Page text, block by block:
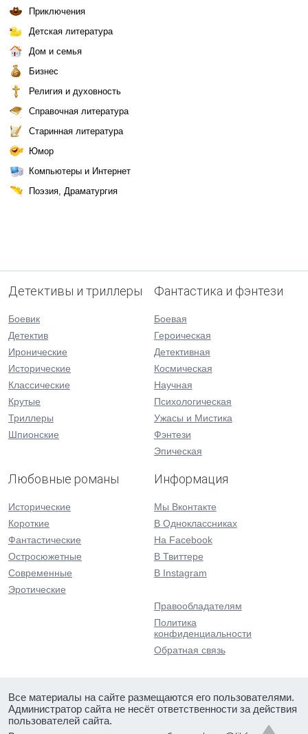
Приключения
Детская литература
Дом и семья
Бизнес
Религия и духовность
Справочная литература
Старинная литература
Юмор
Компьютеры и Интернет
Поэзия, Драматургия
Детективы и триллеры
Боевик
Детектив
Иронические
Исторические
Классические
Крутые
Триллеры
Шпионские
Фантастика и фэнтези
Боевая
Героическая
Детективная
Космическая
Научная
Психологическая
Ужасы и Мистика
Фэнтези
Эпическая
Любовные романы
Исторические
Короткие
Фантастические
Остросюжетные
Современные
Эротические
Информация
Мы Вконтакте
В Одноклассниках
На Facebook
В Твиттере
В Instagram
Правообладателям
Политика
конфиденциальности
Обратная связь
Все материалы на сайте размещаются его пользователями.
Администратор сайта не несёт ответственности за действия
пользователей сайта.